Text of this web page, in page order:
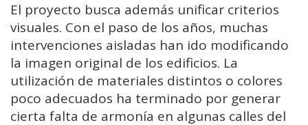
El proyecto busca además unificar criterios
visuales. Con el paso de los años, muchas
intervenciones aisladas han ido modificando
la imagen original de los edificios. La
utilización de materiales distintos o colores
poco adecuados ha terminado por generar
cierta falta de armonía en algunas calles del